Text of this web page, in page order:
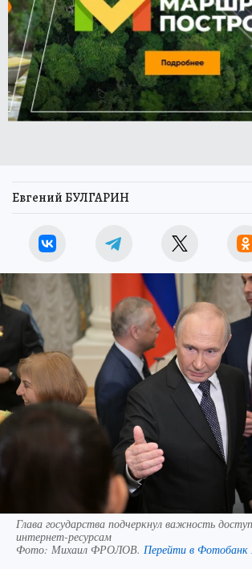
Евгений БУЛГАРИН
Глава государства подчеркнул важность
интернет-ресурсам
Фото: Михаил ФРОЛОВ. Перейти в